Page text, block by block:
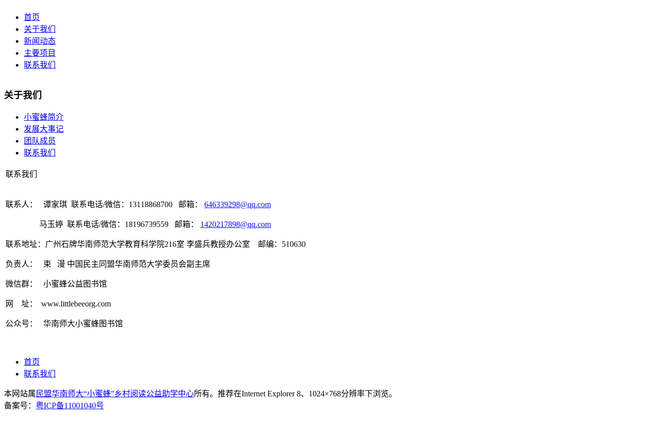
首页
关于我们
新闻动态
主要项目
联系我们
关于我们
小蜜蜂简介
发展大事记
团队成员
联系我们
联系我们
联系人： 谭家琪 联系电话/微信：13118868700 邮箱： 646339298@qq.com
马玉婷 联系电话/微信：18196739559 邮箱： 1420217898@qq.com
联系地址：广州石牌华南师范大学教育科学院216室 李盛兵教授办公室 邮编：510630
负责人： 束 漫 中国民主同盟华南师范大学委员会副主席
微信群： 小蜜蜂公益图书馆
网 址： www.littlebeeorg.com
公众号： 华南师大小蜜蜂图书馆
首页
联系我们
本网站属 民盟华南师大“小蜜蜂”乡村阅读公益助学中心所有。推荐在Internet Explorer 8、1024×768分辨率下浏览。
备案号： 粤ICP备11001040号